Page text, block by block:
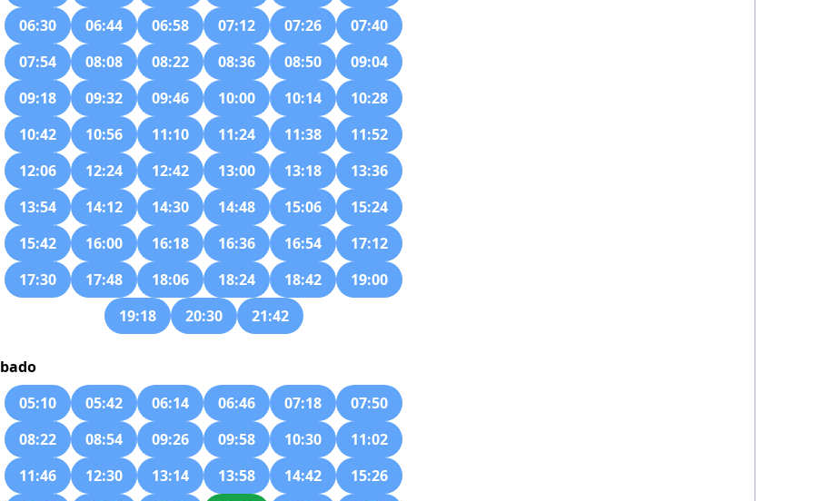
06:30
06:44 06:58 07:12 07:26
07:40
07:54
08:08 08:22 08:36 08:50
09:04
09:18
09:32 09:46 10:00 10:14
10:28
10:42
10:56 11:10 11:24 11:38
11:52
12:06
12:24 12:42 13:00 13:18
13:36
13:54
14:12 14:30 14:48 15:06
15:24
15:42
16:00 16:18 16:36 16:54
17:12
17:30
17:48 18:06 18:24 18:42
19:00
19:18
20:30 21:42
05:10
05:42 06:14 06:46 07:18
07:50
08:22
08:54 09:26 09:58 10:30
11:02
11:46
12:30 13:14 13:58 14:42
15:26